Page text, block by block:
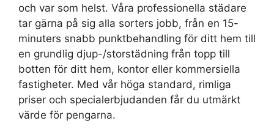
och var som helst. Våra professionella städare
tar gärna på sig alla sorters jobb, från en 15-
minuters snabb punktbehandling för ditt hem till
en grundlig djup-/storstädning från topp till
botten för ditt hem, kontor eller kommersiella
fastigheter. Med vår höga standard, rimliga
priser och specialerbjudanden får du utmärkt
värde för pengarna.